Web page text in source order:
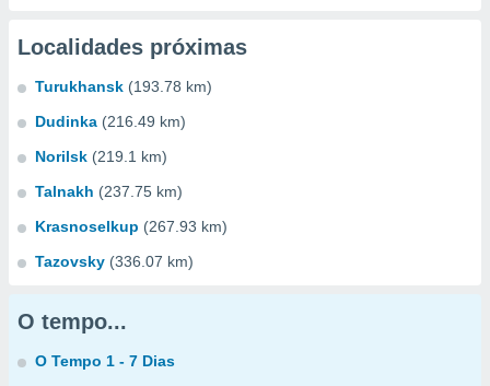
Localidades próximas
Turukhansk (193.78 km)
Dudinka (216.49 km)
Norilsk (219.1 km)
Talnakh (237.75 km)
Krasnoselkup (267.93 km)
Tazovsky (336.07 km)
O tempo...
O Tempo 1 - 7 Dias